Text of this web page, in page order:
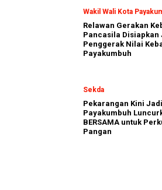
Wakil Wali Kota
Relawan Gerakan
Pancasila Disiapkan
Penggerak Nilai
Payakumbuh
Sekda
Pekarangan Kini
Payakumbuh
BERSAMA untuk
Pangan